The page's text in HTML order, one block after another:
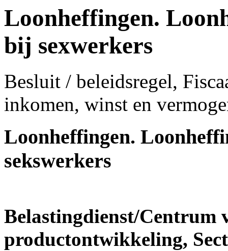
Loonheffingen.
bij sexwerkers
Besluit / beleidsregel,
inkomen, winst en
Loonheffingen.
sekswerkers
Belastingdienst/Centrum
productontwikkeling,